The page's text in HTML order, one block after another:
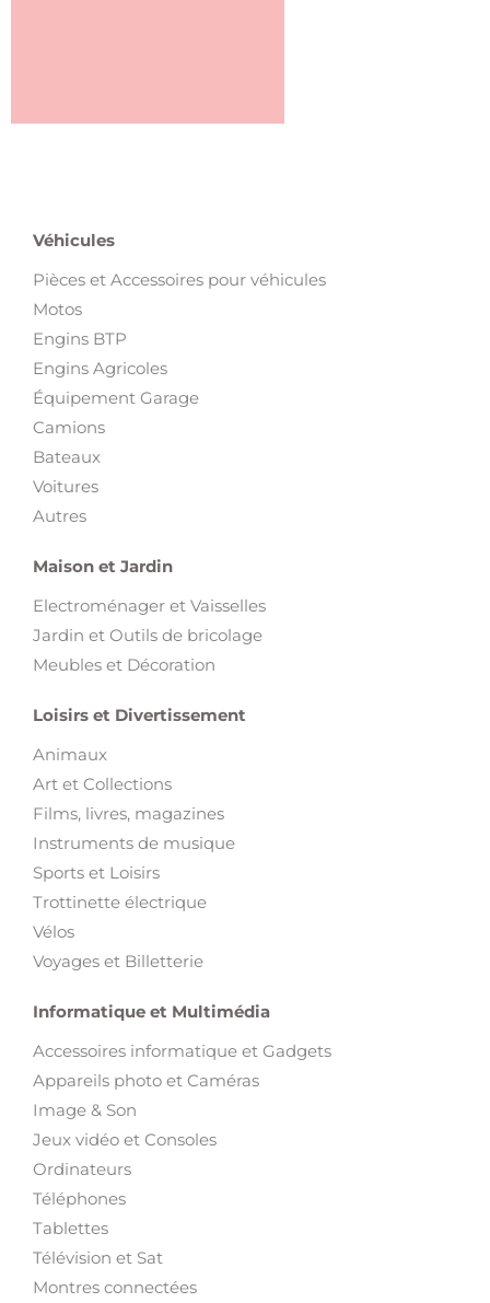
Véhicules
Pièces et Accessoires pour véhicules
Motos
Engins BTP
Engins Agricoles
Équipement Garage
Camions
Bateaux
Voitures
Autres
Maison et Jardin
Electroménager et Vaisselles
Jardin et Outils de bricolage
Meubles et Décoration
Loisirs et Divertissement
Animaux
Art et Collections
Films, livres, magazines
Instruments de musique
Sports et Loisirs
Trottinette électrique
Vélos
Voyages et Billetterie
Informatique et Multimédia
Accessoires informatique et Gadgets
Appareils photo et Caméras
Image & Son
Jeux vidéo et Consoles
Ordinateurs
Téléphones
Tablettes
Télévision et Sat
Montres connectées